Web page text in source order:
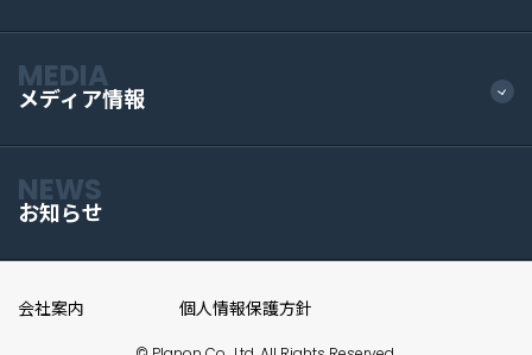
MEDIA
メディア情報
NEWS
お知らせ
会社案内 個人情報保護方針